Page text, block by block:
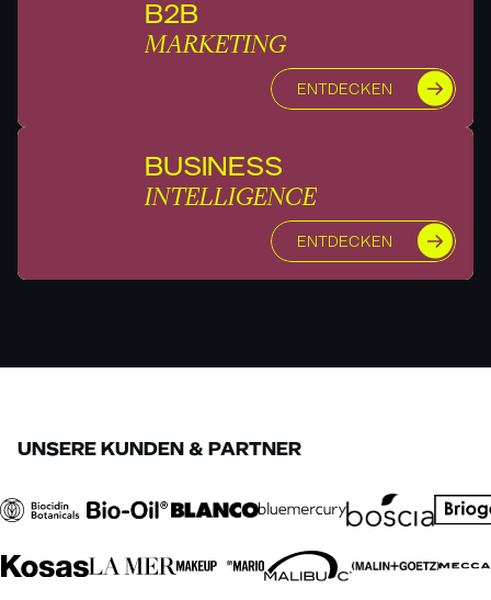
B2B
MARKETING
ENTDECKEN
BUSINESS
INTELLIGENCE
ENTDECKEN
UNSERE KUNDEN & PARTNER